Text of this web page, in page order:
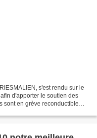
s'est rendu sur le
d'apporter le soutien des
sont en grève reconductible